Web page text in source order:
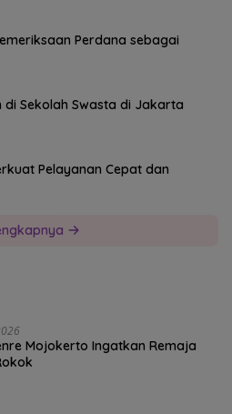
Perdana sebagai
di Sekolah Swasta di Jakarta
Pelayanan Cepat dan
Mojokerto Ingatkan Remaja